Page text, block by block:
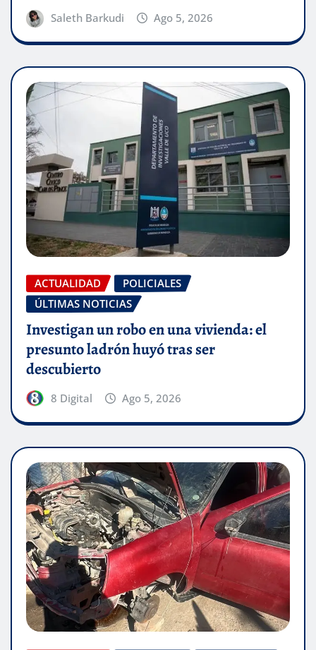
Saleth Barkudi Ago 5, 2026
ACTUALIDAD
POLICIALES
ÚLTIMAS NOTICIAS
Investigan un robo en una vivienda: el
presunto ladrón huyó tras ser
descubierto
8 Digital Ago 5, 2026